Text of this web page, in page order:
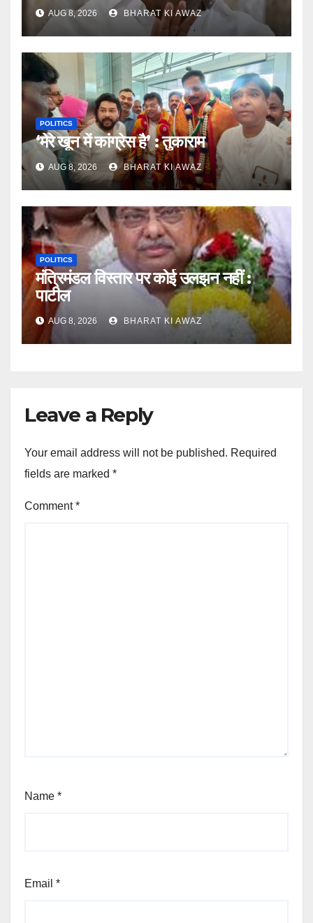
AUG 8, 2026 BHARAT KI AWAZ
POLITICS
‘मेरे खून में कांग्रेस है’ : तुकाराम
AUG 8, 2026 BHARAT KI AWAZ
POLITICS
मंत्रिमंडल विस्तार पर कोई उलझन नहीं :
पाटील
AUG 8, 2026 BHARAT KI AWAZ
Leave a Reply
Your email address will not be published. Required
fields are marked *
Comment*
Name *
Email *